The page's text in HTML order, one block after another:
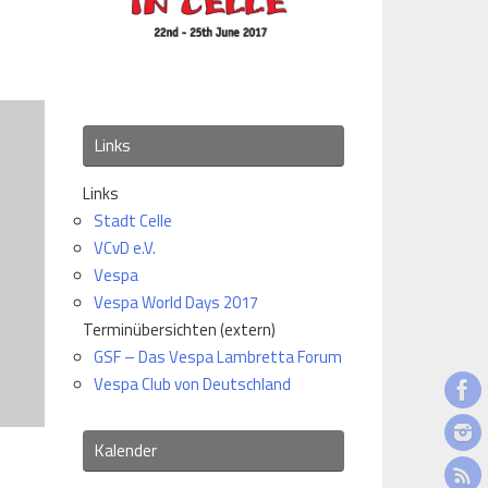
Links
Links
Stadt Celle
VCvD e.V.
Vespa
Vespa World Days 2017
Terminübersichten (extern)
GSF – Das Vespa Lambretta Forum
Vespa Club von Deutschland
Kalender